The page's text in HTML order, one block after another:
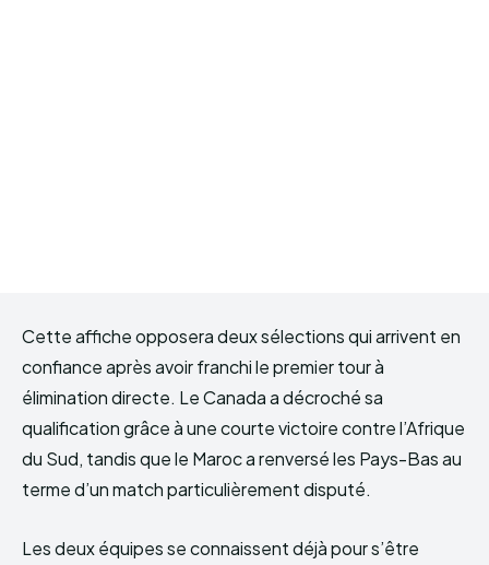
Cette affiche opposera deux sélections qui arrivent en
confiance après avoir franchi le premier tour à
élimination directe. Le Canada a décroché sa
qualification grâce à une courte victoire contre l’Afrique
du Sud, tandis que le Maroc a renversé les Pays-Bas au
terme d’un match particulièrement disputé.
Les deux équipes se connaissent déjà pour s’être